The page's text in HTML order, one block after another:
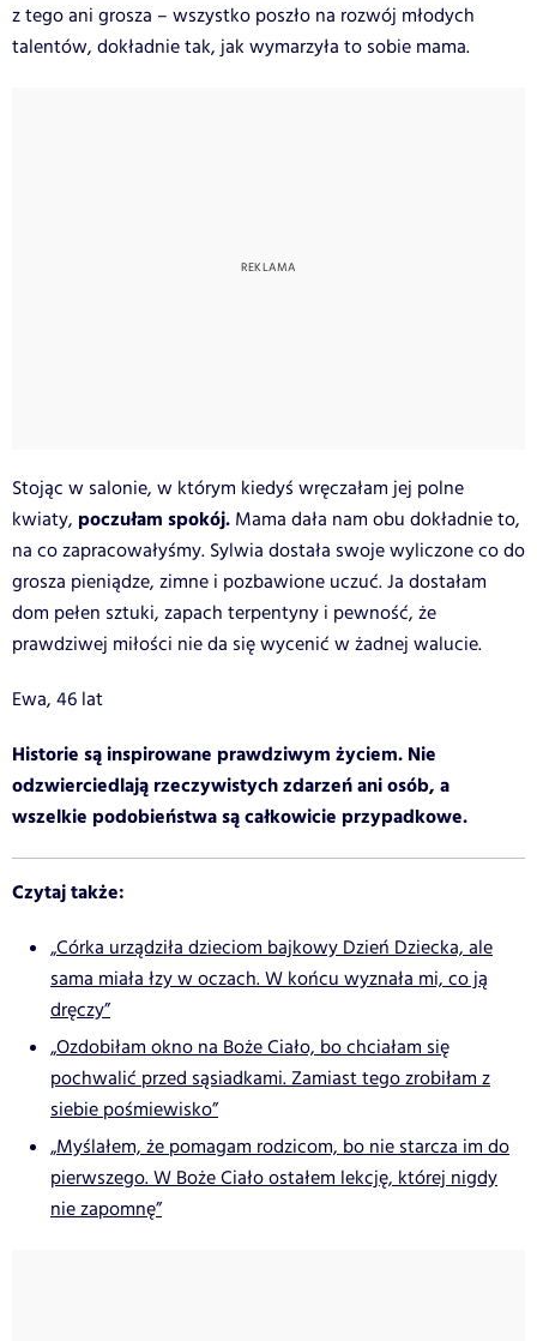
z tego ani grosza – wszystko poszło na rozwój młodych
talentów, dokładnie tak, jak wymarzyła to sobie mama.
Stojąc w salonie, w którym kiedyś wręczałam jej polne
kwiaty, poczułam spokój. Mama dała nam obu dokładnie to,
na co zapracowałyśmy. Sylwia dostała swoje wyliczone co do
grosza pieniądze, zimne i pozbawione uczuć. Ja dostałam
dom pełen sztuki, zapach terpentyny i pewność, że
prawdziwej miłości nie da się wycenić w żadnej walucie.
Ewa, 46 lat
Historie są inspirowane prawdziwym życiem. Nie
odzwierciedlają rzeczywistych zdarzeń ani osób, a
wszelkie podobieństwa są całkowicie przypadkowe.
Czytaj także:
„Córka urządziła dzieciom bajkowy Dzień Dziecka, ale
sama miała łzy w oczach. W końcu wyznała mi, co ją
dręczy”
„Ozdobiłam okno na Boże Ciało, bo chciałam się
pochwalić przed sąsiadkami. Zamiast tego zrobiłam z
siebie pośmiewisko”
„Myślałem, że pomagam rodzicom, bo nie starcza im do
pierwszego. W Boże Ciało ostałem lekcję, której nigdy
nie zapomnę”